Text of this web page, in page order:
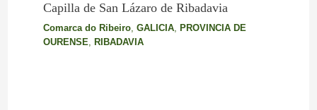
Capilla de San Lázaro de Ribadavia
Comarca do Ribeiro, GALICIA, PROVINCIA DE
OURENSE, RIBADAVIA